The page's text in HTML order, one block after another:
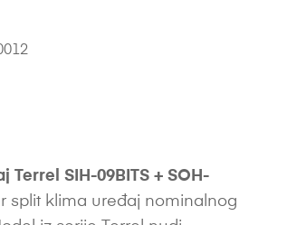
Terrel SIH-09BITS + SOH-
split klima uređaj nominalnog